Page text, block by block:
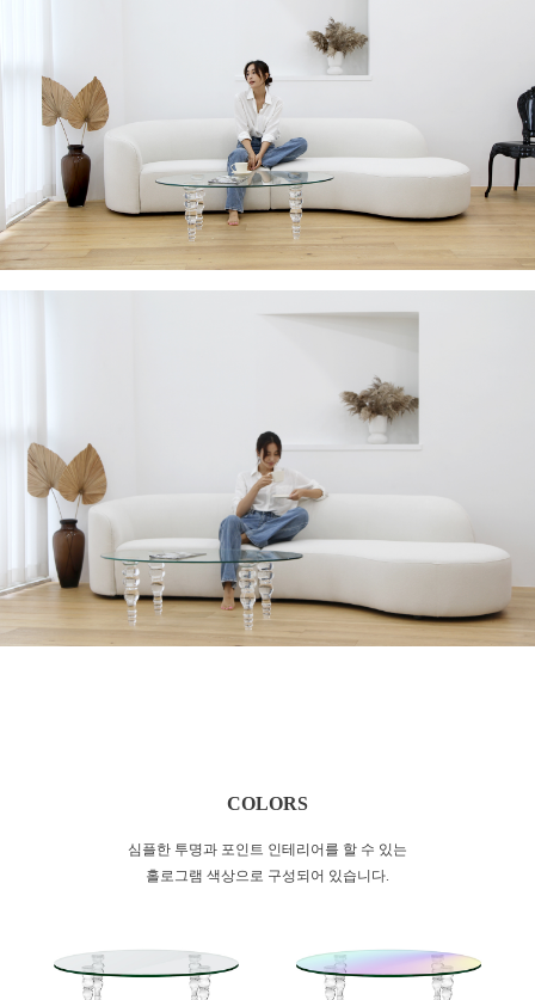
COLORS
심플한 투명과 포인트 인테리어를 할 수 있는
홀로그램 색상으로 구성되어 있습니다.